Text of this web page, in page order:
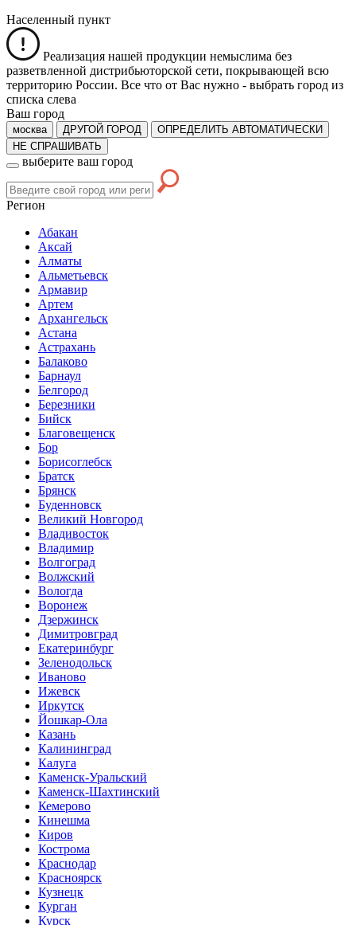
Населенный пункт
Реализация нашей продукции немыслима без
разветвленной дистрибьюторской сети, покрывающей всю
территорию России. Все что от Вас нужно - выбрать город из
списка слева
Ваш город
москва ДРУГОЙ ГОРОД
ОПРЕДЕЛИТЬ АВТОМАТИЧЕСКИ
НЕ СПРАШИВАТЬ
выберите ваш город
Регион
Абакан
Аксай
Алматы
Альметьевск
Армавир
Артем
Архангельск
Астана
Астрахань
Балаково
Барнаул
Белгород
Березники
Бийск
Благовещенск
Бор
Борисоглебск
Братск
Брянск
Буденновск
Великий Новгород
Владивосток
Владимир
Волгоград
Волжский
Вологда
Воронеж
Дзержинск
Димитровград
Екатеринбург
Зеленодольск
Иваново
Ижевск
Иркутск
Йошкар-Ола
Казань
Калининград
Калуга
Каменск-Уральский
Каменск-Шахтинский
Кемерово
Кинешма
Киров
Кострома
Краснодар
Красноярск
Кузнецк
Курган
Курск